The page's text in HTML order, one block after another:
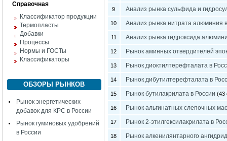
Справочная
Классификатор продукции
Термопласты
Добавки
Процессы
Нормы и ГОСТы
Классификаторы
ОБЗОРЫ РЫНКОВ
Рынок энергетических
добавок для КРС в России
Рынок гуминовых удобрений
в России
9 Анализ рынка сульфида и
10 Анализ рынка нитрата алюминия
11 Анализ рынка гидроксида
12 Рынок аминных отвердителей
13 Рынок диоктилтерефталата в
14 Рынок дибутилтерефталата в
15 Рынок бутилакрилата в России (43
16 Рынок альгинатных слепочных
17 Рынок 2-этилгексилакрилата в
18 Рынок алкенилянтарного